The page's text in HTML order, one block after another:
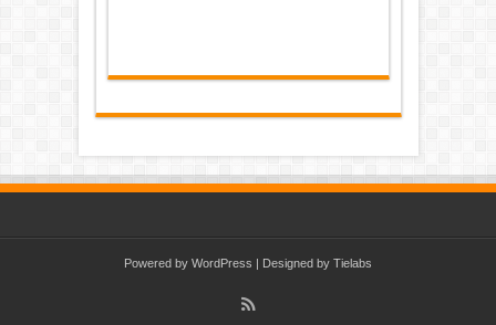
Powered by WordPress | Designed by Tielabs